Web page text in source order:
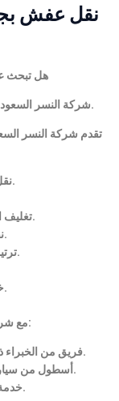
نقل عفش
هل تبحث
شركة النسر السعودي هي الخيار الأمثل لنقل عفشك بأمان وراحة بال.
تقدم شركة النسر
نقل عفش المنازل والشركات.
تغليف العفش بأجود أنواع مواد التغليف.
نقل العفش بأمان وسرعة.
ترتيب العفش في منزلك الجديد.
خدمات التنظيف بعد النقل.
مع شركة النسر السعودي, ستحصل على:
فريق من الخبراء ذوي الخبرة والكفاءة العالية في نقل العفش.
أسطول من سيارات نقل العفش المجهزة بأحدث التقنيات.
خدمة 24 ساعة طوال أيام الأسبوع.